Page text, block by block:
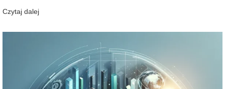
Czytaj dalej